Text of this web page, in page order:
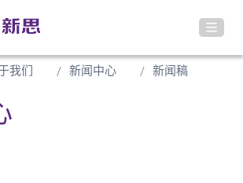
我们 新闻中心 新闻稿